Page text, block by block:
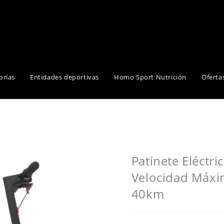
Entidades deportivas Homo Sport Nutrición
Patinete
Velocidad
40km